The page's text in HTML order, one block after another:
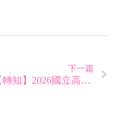
下一篇
【轉知】2026國立高雄餐旅大學 第22屆觀光休閒暨餐旅產業永續經營學術研討會